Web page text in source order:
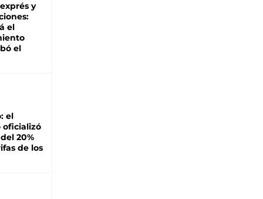
y
el
el
el
oficializó
20%
de los